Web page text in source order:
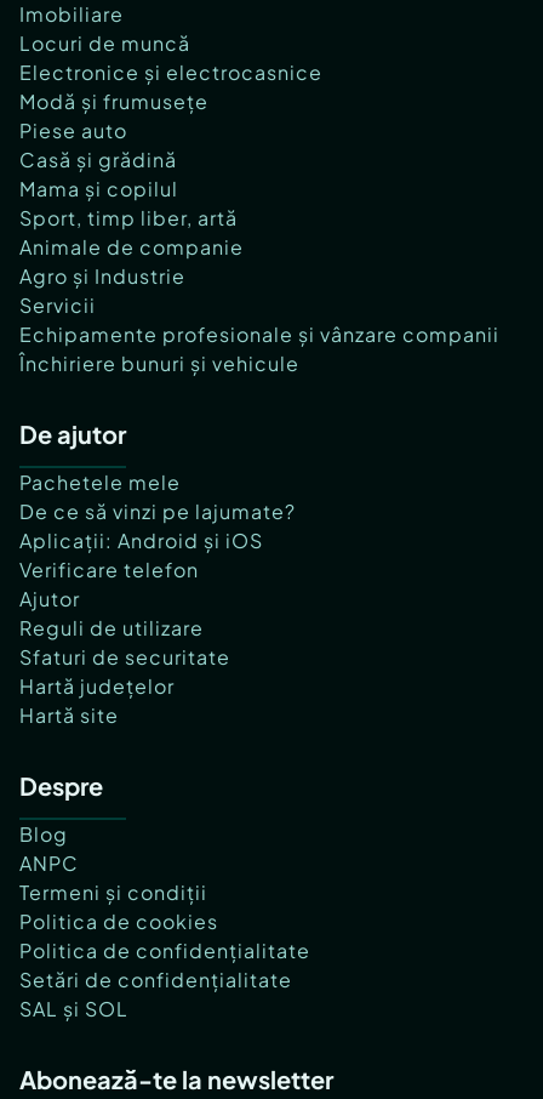
Imobiliare
Locuri de muncă
Electronice și electrocasnice
Modă și frumusețe
Piese auto
Casă și grădină
Mama și copilul
Sport, timp liber, artă
Animale de companie
Agro și Industrie
Servicii
Echipamente profesionale și vânzare companii
Închiriere bunuri și vehicule
De ajutor
Pachetele mele
De ce să vinzi pe lajumate?
Aplicații: Android și iOS
Verificare telefon
Ajutor
Reguli de utilizare
Sfaturi de securitate
Hartă județelor
Hartă site
Despre
Blog
ANPC
Termeni și condiții
Politica de cookies
Politica de confidențialitate
Setări de confidențialitate
SAL și SOL
Abonează-te la newsletter